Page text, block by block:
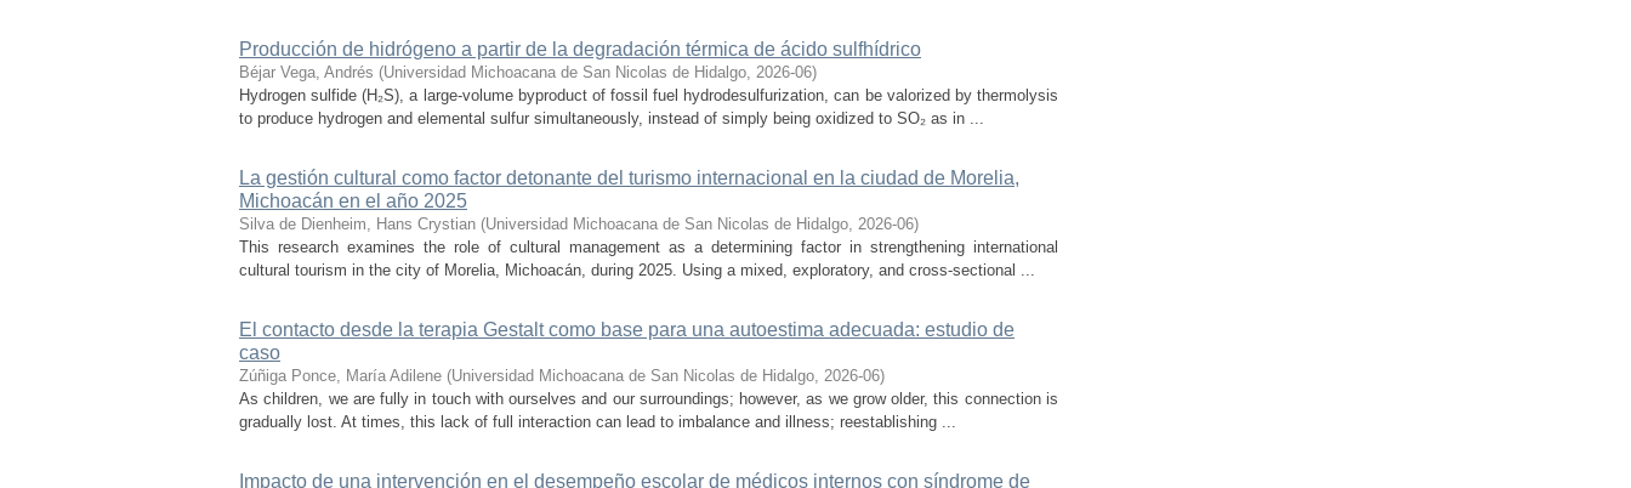
Producción de hidrógeno a partir de la degradación térmica de ácido sulfhídrico
Béjar Vega, Andrés (Universidad Michoacana de San Nicolas de Hidalgo, 2026-06)
Hydrogen sulfide (H₂S), a large-volume byproduct of fossil fuel hydrodesulfurization, can be valorized by thermolysis
to produce hydrogen and elemental sulfur simultaneously, instead of simply being oxidized to SO₂ as in ...
La gestión cultural como factor detonante del turismo internacional en la ciudad de Morelia,
Michoacán en el año 2025
Silva de Dienheim, Hans Crystian (Universidad Michoacana de San Nicolas de Hidalgo, 2026-06)
This research examines the role of cultural management as a determining factor in strengthening international
cultural tourism in the city of Morelia, Michoacán, during 2025. Using a mixed, exploratory, and cross-sectional ...
El contacto desde la terapia Gestalt como base para una autoestima adecuada: estudio de
caso
Zúñiga Ponce, María Adilene (Universidad Michoacana de San Nicolas de Hidalgo, 2026-06)
As children, we are fully in touch with ourselves and our surroundings; however, as we grow older, this connection is
gradually lost. At times, this lack of full interaction can lead to imbalance and illness; reestablishing ...
Impacto de una intervención en el desempeño escolar de médicos internos con síndrome de